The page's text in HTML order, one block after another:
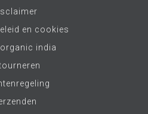
en cookies
india